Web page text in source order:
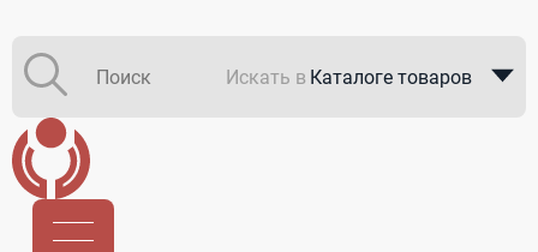
Искать в Каталоге товаров